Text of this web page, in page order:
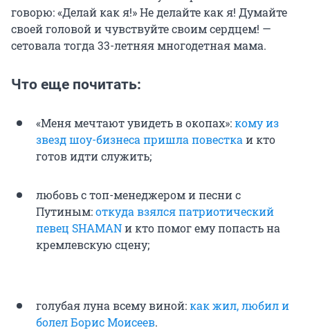
говорю: «Делай как я!» Не делайте как я! Думайте
своей головой и чувствуйте своим сердцем! —
сетовала тогда 33-летняя многодетная мама.
Что еще почитать:
«Меня мечтают увидеть в окопах»:кому из
звезд шоу-бизнеса пришла повестка и кто
готов идти служить;
любовь с топ-менеджером и песни с
Путиным:откуда взялся патриотический
певец SHAMANи кто помог ему попасть на
кремлевскую сцену;
голубая луна всему виной:как жил, любил и
болел Борис Моисеев.